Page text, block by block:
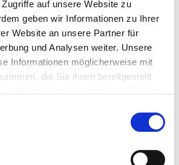
auf unsere Website zu
geben wir Informationen zu Ihrer
Website an unsere Partner für
und Analysen weiter. Unsere
Informationen möglicherweise mit
die Sie ihnen bereitgestellt
Kinder